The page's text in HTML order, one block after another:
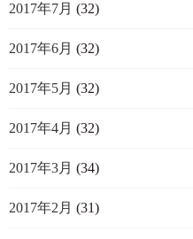
2017年7月 (32)
2017年6月 (32)
2017年5月 (32)
2017年4月 (32)
2017年3月 (34)
2017年2月 (31)